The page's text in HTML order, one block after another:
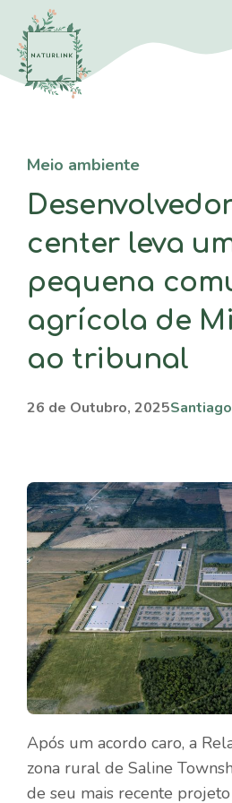
Saltar
para
conteúdo
Meio ambiente
center leva
pequena
agrícola de
ao tribunal
26 de Outubro, 2025
Após um acordo caro, a
zona rural de Saline
de seu mais recente